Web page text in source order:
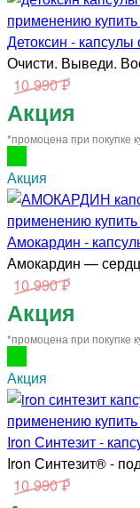
Детоксин - капсулы
Очисти. Выведи.
10 990 ₽
Акция
*промоцена при покупке
Акция
Амокардин -
Амокардин —
10 990 ₽
Акция
*промоцена при покупке
Акция
Iron Синтезит -
Iron Синтезит® -
10 990 ₽